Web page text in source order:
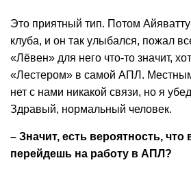
Это приятный тип. Потом
клуба, и он так улыбался, пожал
«Лёвен» для него что-то значит,
«Лестером» в самой АПЛ. Местным
нет с нами никакой связи, но я
Здравый, нормальный человек.
– Значит, есть вероятность,
перейдешь на работу в АПЛ?